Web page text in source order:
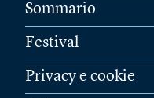
Sommario
Festival
Privacy e cookie